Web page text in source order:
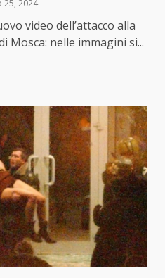
25, 2024
video dell’attacco alla
Mosca: nelle immagini si...